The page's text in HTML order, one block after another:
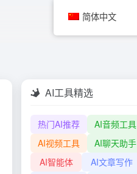
AI工具精选
热门AI推荐 AI音频工具
AI视频工具
AI聊天助手
AI智能体
AI文章写作
简体中文